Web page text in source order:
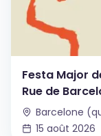
Festa Major
Rue de
Barcelone
15 août 2026